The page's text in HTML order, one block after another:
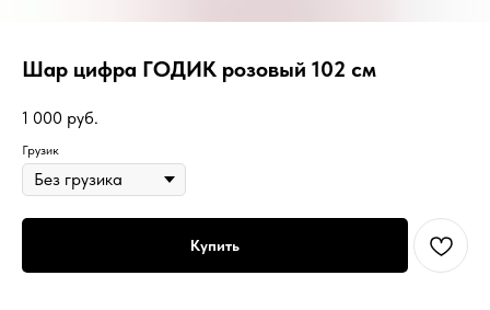
Шар цифра ГОДИК розовый 102 см
1 000 руб.
Грузик
Купить